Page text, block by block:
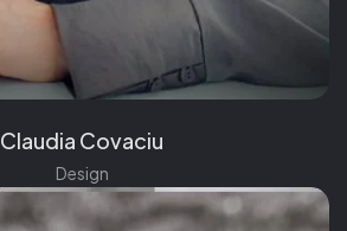
Claudia Covaciu
Design